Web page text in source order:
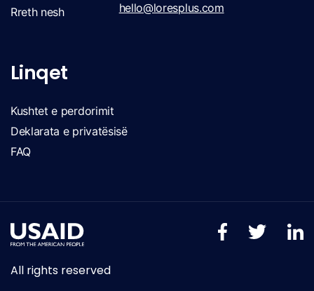
Rreth nesh
hello@loresplus.com
Linqet
Kushtet e perdorimit
Deklarata e privatësisë
FAQ
All rights reserved